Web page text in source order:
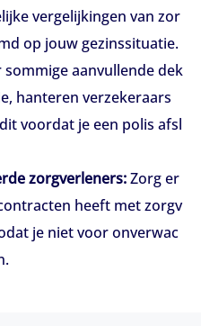
vergelijkingen van zor
op jouw gezinssituatie.
sommige aanvullende dek
hanteren verzekeraars
voordat je een polis afsl
zorgverleners:Zorg er
heeft met zorgv
je niet voor onverwac